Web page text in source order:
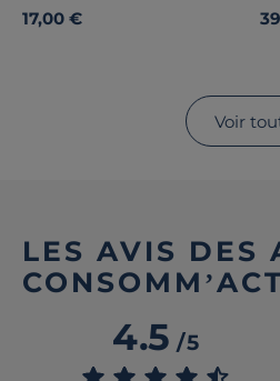
17,00 €
Voir
LES AVIS DES
4.5/5